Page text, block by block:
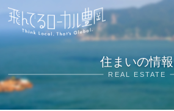
住まいの情報
REAL ESTATE